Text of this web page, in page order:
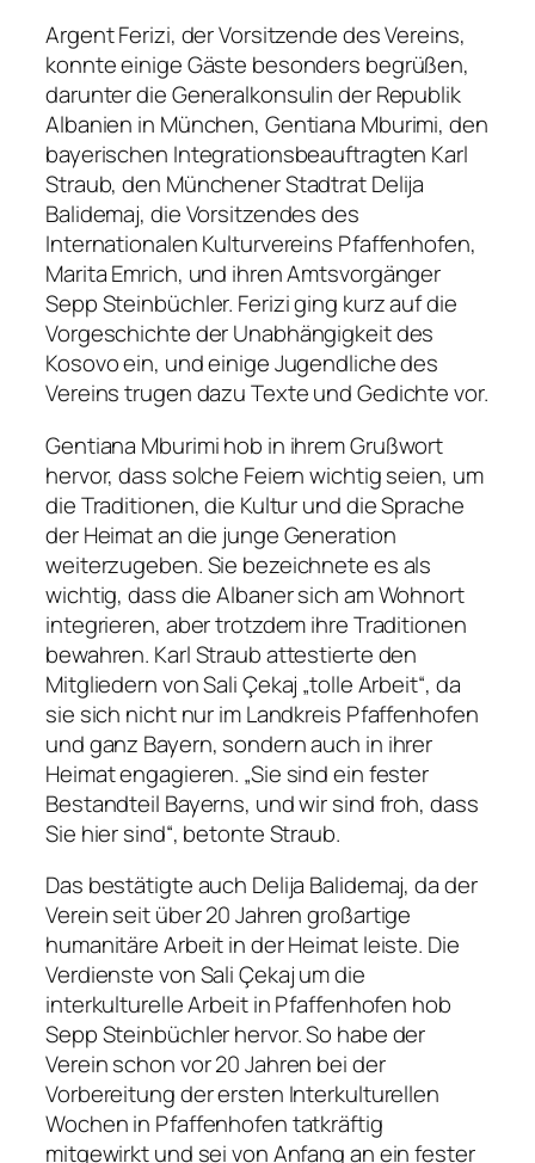
Argent Ferizi, der Vorsitzende des Vereins,
konnte einige Gäste besonders begrüßen,
darunter die Generalkonsulin der Republik
Albanien in München, Gentiana Mburimi, den
bayerischen Integrationsbeauftragten Karl
Straub, den Münchener Stadtrat Delija
Balidemaj, die Vorsitzendes des
Internationalen Kulturvereins Pfaffenhofen,
Marita Emrich, und ihren Amtsvorgänger
Sepp Steinbüchler. Ferizi ging kurz auf die
Vorgeschichte der Unabhängigkeit des
Kosovo ein, und einige Jugendliche des
Vereins trugen dazu Texte und Gedichte vor.
Gentiana Mburimi hob in ihrem Grußwort
hervor, dass solche Feiern wichtig seien, um
die Traditionen, die Kultur und die Sprache
der Heimat an die junge Generation
weiterzugeben. Sie bezeichnete es als
wichtig, dass die Albaner sich am Wohnort
integrieren, aber trotzdem ihre Traditionen
bewahren. Karl Straub attestierte den
Mitgliedern von Sali Çekaj „tolle Arbeit“, da
sie sich nicht nur im Landkreis Pfaffenhofen
und ganz Bayern, sondern auch in ihrer
Heimat engagieren. „Sie sind ein fester
Bestandteil Bayerns, und wir sind froh, dass
Sie hier sind“, betonte Straub.
Das bestätigte auch Delija Balidemaj, da der
Verein seit über 20 Jahren großartige
humanitäre Arbeit in der Heimat leiste. Die
Verdienste von Sali Çekaj um die
interkulturelle Arbeit in Pfaffenhofen hob
Sepp Steinbüchler hervor. So habe der
Verein schon vor 20 Jahren bei der
Vorbereitung der ersten Interkulturellen
Wochen in Pfaffenhofen tatkräftig
mitgewirkt und sei von Anfang an ein fester